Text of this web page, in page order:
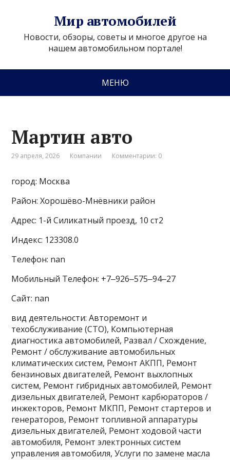
Мир автомобилей
Новости, обзоры, советы и многое другое на
нашем автомобильном портале!
МЕНЮ
Мартин авто
29 апреля, 2026 Компании Комментарии: 0
город: Москва
Район: Хорошёво-Мнёвники район
Адрес: 1-й Силикатный проезд, 10 ст2
Индекс: 123308.0
Телефон: nan
Мобильный Телефон: +7‒926‒575‒94‒27
Сайт: nan
вид деятельности: Авторемонт и
техобслуживание (СТО), Компьютерная
диагностика автомобилей, Развал / Схождение,
Ремонт / обслуживание автомобильных
климатических систем, Ремонт АКПП, Ремонт
бензиновых двигателей, Ремонт выхлопных
систем, Ремонт гибридных автомобилей, Ремонт
дизельных двигателей, Ремонт карбюраторов /
инжекторов, Ремонт МКПП, Ремонт стартеров и
генераторов, Ремонт топливной аппаратуры
дизельных двигателей, Ремонт ходовой части
автомобиля, Ремонт электронных систем
управления автомобиля, Услуги по замене масла